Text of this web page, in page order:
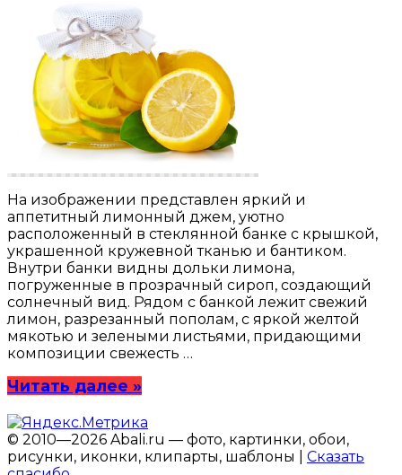
На изображении представлен яркий и
аппетитный лимонный джем, уютно
расположенный в стеклянной банке с крышкой,
украшенной кружевной тканью и бантиком.
Внутри банки видны дольки лимона,
погруженные в прозрачный сироп, создающий
солнечный вид. Рядом с банкой лежит свежий
лимон, разрезанный пополам, с яркой желтой
мякотью и зелеными листьями, придающими
композиции свежесть …
Читать далее »
© 2010—2026 Abali.ru — фото, картинки, обои,
рисунки, иконки, клипарты, шаблоны | Сказать